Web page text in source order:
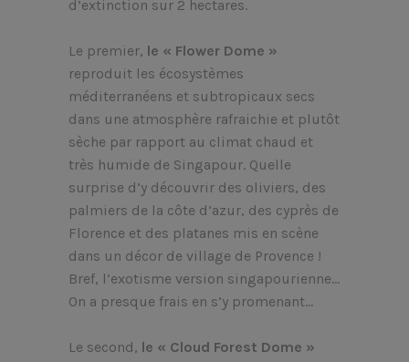
d’extinction sur 2 hectares.
Le premier, le « Flower Dome »
reproduit les écosystèmes
méditerranéens et subtropicaux secs
dans une atmosphère rafraichie et plutôt
sèche par rapport au climat chaud et
très humide de Singapour. Quelle
surprise d’y découvrir des oliviers, des
palmiers de la côte d’azur, des cyprès de
Florence et des platanes mis en scène
dans un décor de village de Provence !
Bref, l’exotisme version singapourienne…
On a presque frais en s’y promenant…
Le second, le « Cloud Forest Dome »